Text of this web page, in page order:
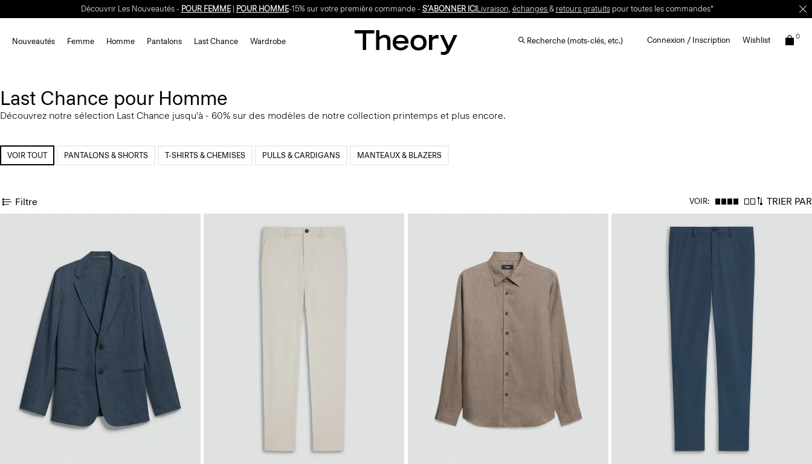
Découvrir Les Nouveautés - POUR FEMME POUR HOMME-15% sur votre première commande - S’ABONNER ICI Livraison, échanges & retours gratuitspour toutes les commandes*
Nouveautés Femme Homme Pantalons Last Chance Wardrobe Recherche (mots-clés, etc.) Connexion / Inscription Wishlist 0
Last Chance pour Homme
Découvrez notre sélection Last Chance jusqu'à - 60% sur des modèles de notre collection printemps et plus encore.
VOIR TOUT PANTALONS & SHORTS T-SHIRTS & CHEMISES PULLS & CARDIGANS MANTEAUX & BLAZERS
Filtre VOIR: TRIER PAR